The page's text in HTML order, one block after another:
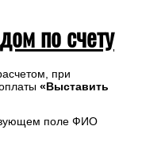
по счету
при
«Выставить
поле ФИО